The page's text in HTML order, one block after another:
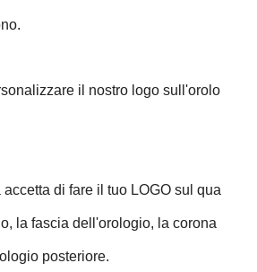
il nostro logo sull'orolo
accetta di fare il tuo LOGO sul qua
la fascia dell'orologio, la corona
posteriore.